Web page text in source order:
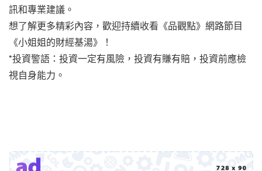
訊和專業建議。
想了解更多精彩內容，歡迎持續收看《品觀點》網路節目
《小姐姐的財經基湯》！
*投資警語：投資一定有風險，投資有賺有賠，投資前應檢
視自身能力。